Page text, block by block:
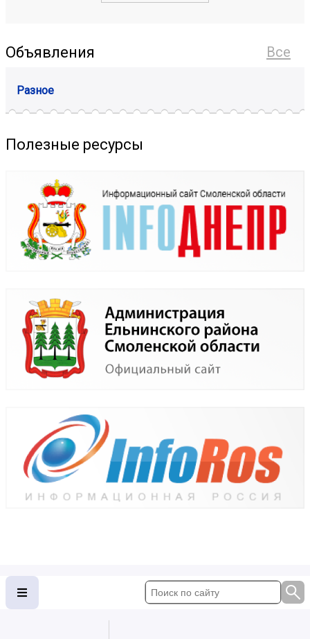
Все
Объявления
Разное
Полезные ресурсы